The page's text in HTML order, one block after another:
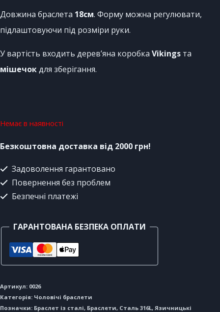
Довжина браслета 18см. Форму можна регулювати,
підлаштовуючи під розміри руки.
У вартість входить дерев’яна коробка Vikings та
мішечокдля зберігання.
Немає в наявності
Безкоштовна доставка від 2000 грн!
Задоволення гарантовано
Повернення без проблем
Безпечні платежі
ГАРАНТОВАНА БЕЗПЕКА ОПЛАТИ
Артикул: 0026
Категорія: Чоловічі браслети
Позначки: Браслет із сталі, Браслети, Сталь 316L, Язичницькі